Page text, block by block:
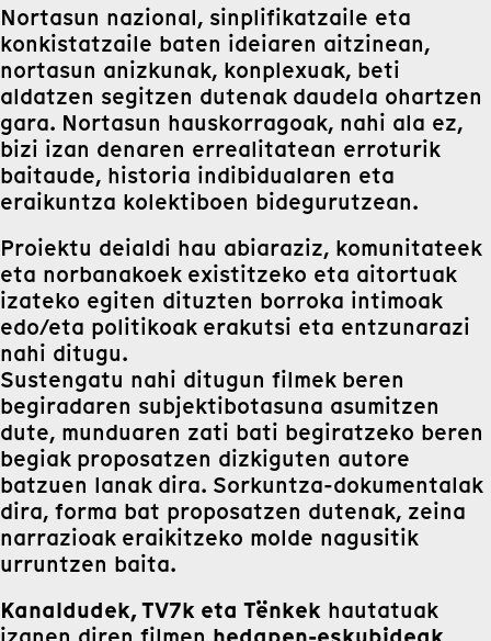
Nortasun nazional, sinplifikatzaile eta
konkistatzaile baten ideiaren aitzinean,
nortasun anizkunak, konplexuak, beti
aldatzen segitzen dutenak daudela ohartzen
gara. Nortasun hauskorragoak, nahi ala ez,
bizi izan denaren errealitatean erroturik
baitaude, historia indibidualaren eta
eraikuntza kolektiboen bidegurutzean.
Proiektu deialdi hau abiaraziz, komunitateek
eta norbanakoek existitzeko eta aitortuak
izateko egiten dituzten borroka intimoak
edo/eta politikoak erakutsi eta entzunarazi
nahi ditugu.
Sustengatu nahi ditugun filmek beren
begiradaren subjektibotasuna asumitzen
dute, munduaren zati bati begiratzeko beren
begiak proposatzen dizkiguten autore
batzuen lanak dira. Sorkuntza-dokumentalak
dira, forma bat proposatzen dutenak, zeina
narrazioak eraikitzeko molde nagusitik
urruntzen baita.
Kanaldudek, TV7k eta Tënkek hautatuak